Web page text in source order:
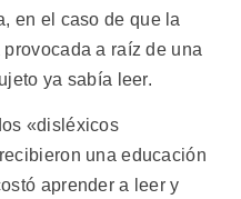
en el caso de que la
a raíz de una
ya sabía leer.
«disléxicos
una educación
aprender a leer y